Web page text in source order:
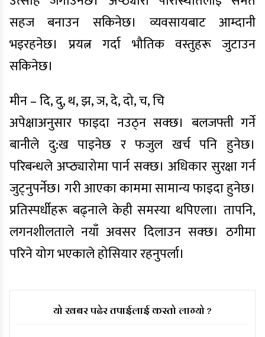
सहज बनाउन सकिनेछ। व्यवसायबाट आम्दानी
भइरहनेछ। प्रयत्न गर्दा भौतिक वस्तुहरू जुटाउन
सकिनेछ।
मीन – दि, दु, थ, झ, ञ, दे, दो, च, चि
अपेक्षाअनुसार फाइदा नउठ्न सक्छ। बलजफ्ती गर्ने
बानीले दु:ख पाइनेछ र फजुल खर्च पनि हुनेछ।
परिबन्धले अप्ठ्यारोमा पार्न सक्छ। अधिकार सुरक्षा गर्न
जुट्नुपर्नेछ। गरी आएका काममा सामान्य फाइदा हुनेछ।
प्रतिस्पर्धीहरू बढ्नाले केही समस्या थपिएला। तापनि,
लगनशीलताले नयाँ अवसर दिलाउन सक्छ। ठगीमा
परिने योग भएकाले होसियार रहनुपर्ला।
यो खबर पढेर तपाईलाई कस्तो लाग्यो ?